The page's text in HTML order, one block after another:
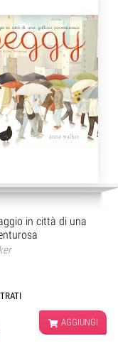
in città di una
AGGIUNGI